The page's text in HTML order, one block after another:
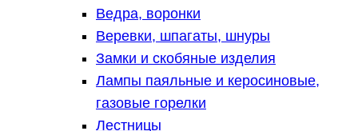
Ведра, воронки
Веревки, шпагаты, шнуры
Замки и скобяные изделия
Лампы паяльные и керосиновые,
газовые горелки
Лестницы